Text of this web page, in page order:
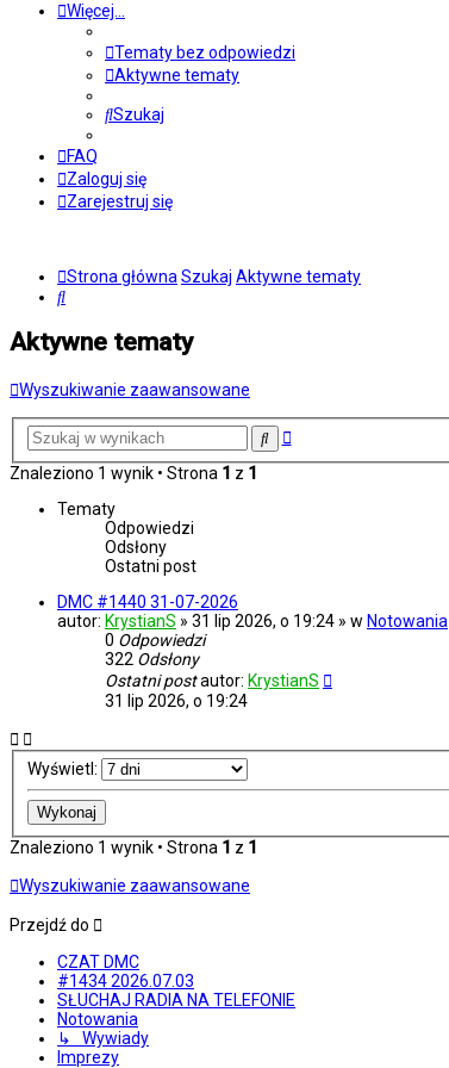
Więcej…
Tematy bez odpowiedzi
Aktywne tematy
Szukaj
FAQ
Zaloguj się
Zarejestruj się
Strona główna Szukaj Aktywne tematy
Szukaj
Aktywne tematy
Wyszukiwanie zaawansowane
SzukajWyszukiwanie
Znaleziono 1 wynik • Strona 1 z 1
Tematy
Odpowiedzi
Odsłony
Ostatni post
DMC #1440 31-07-2026
autor: KrystianS » 31 lip 2026, o 19:24 » w Notowania
0 Odpowiedzi
322 Odsłony
Ostatni postautor: KrystianS
31 lip 2026, o 19:24
Wyświetl:
Znaleziono 1 wynik • Strona 1 z 1
Wyszukiwanie zaawansowane
Przejdź do
CZAT DMC
#1434 2026.07.03
SŁUCHAJ RADIA NA TELEFONIE
Notowania
↳ Wywiady
Imprezy